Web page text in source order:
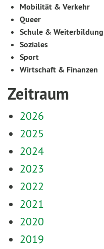
Mobilität & Verkehr
Queer
Schule & Weiterbildung
Soziales
Sport
Wirtschaft & Finanzen
Zeitraum
2026
2025
2024
2023
2022
2021
2020
2019